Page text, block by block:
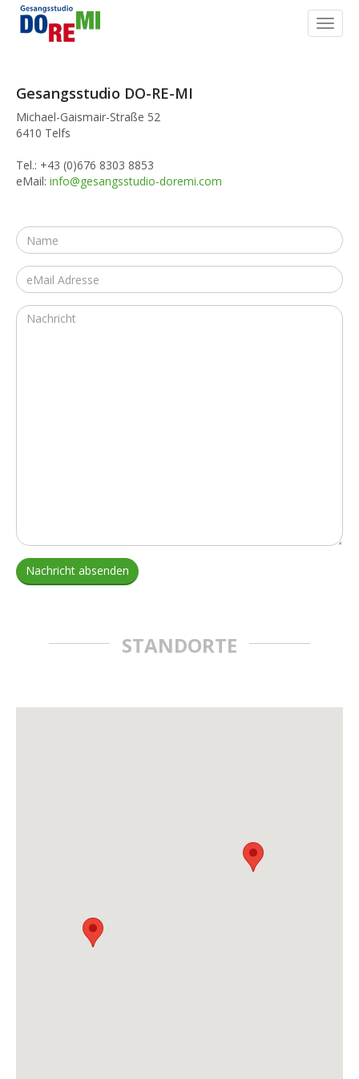
Gesangsstudio DO-RE-MI
Michael-Gaismair-Straße 52
6410 Telfs
Tel.: +43 (0)676 8303 8853
eMail: info@gesangsstudio-doremi.com
Nachricht absenden
STANDORTE